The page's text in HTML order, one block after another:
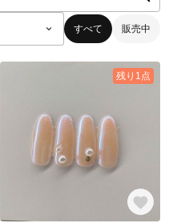
すべて 販売中
残り1点